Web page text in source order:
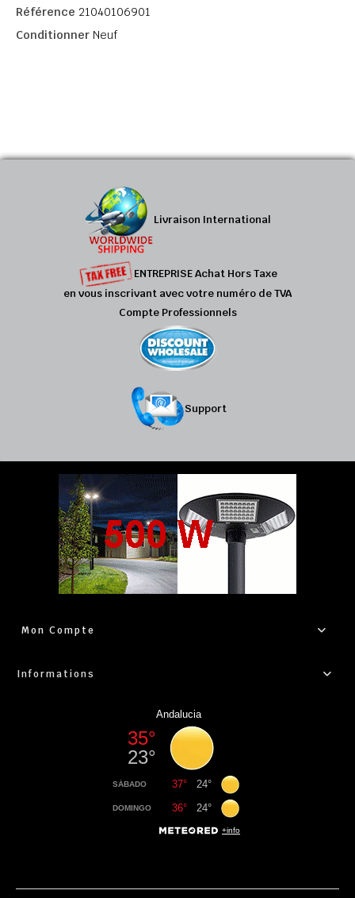
Référence 21040106901
Conditionner Neuf
Livraison International
ENTREPRISE Achat Hors Taxe
en vous inscrivant avec votre numéro de TVA
Compte Professionnels
Support
Mon Compte
Informations